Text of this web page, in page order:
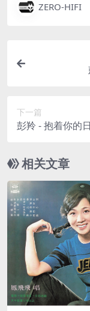
ZERO-HIFI
下一篇
彭羚 - 抱着你的
相关文章